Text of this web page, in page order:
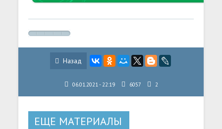
Назад
06.01.2021 - 22:19 6057 2
ЕЩЕ МАТЕРИАЛЫ